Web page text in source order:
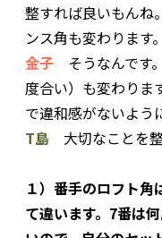
整すれば良いもんね
ンス角も変わります。
金子 そうなんです
度合い）も変わりま
で違和感がないよう
T島 大切なことを
１）番手のロフト角
て違います。7番は